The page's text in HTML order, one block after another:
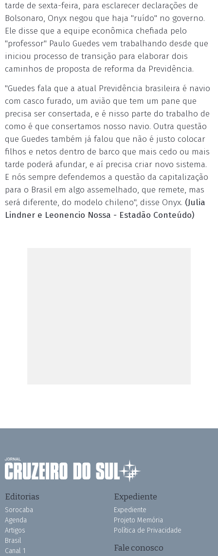
tarde de sexta-feira, para esclarecer declarações de
Bolsonaro, Onyx negou que haja "ruído" no governo.
Ele disse que a equipe econômica chefiada pelo
"professor" Paulo Guedes vem trabalhando desde que
iniciou processo de transição para elaborar dois
caminhos de proposta de reforma da Previdência.
"Guedes fala que a atual Previdência brasileira é navio
com casco furado, um avião que tem um pane que
precisa ser consertada, e é nisso parte do trabalho de
como é que consertamos nosso navio. Outra questão
que Guedes também já falou que não é justo colocar
filhos e netos dentro de barco que mais cedo ou mais
tarde poderá afundar, e aí precisa criar novo sistema.
E nós sempre defendemos a questão da capitalização
para o Brasil em algo assemelhado, que remete, mas
será diferente, do modelo chileno", disse Onyx. (Julia
Lindner e Leonencio Nossa - Estadão Conteúdo)
Editorias
Sorocaba
Agenda
Artigos
Brasil
Canal 1
Expediente
Expediente
Projeto Memória
Política de Privacidade
Fale conosco